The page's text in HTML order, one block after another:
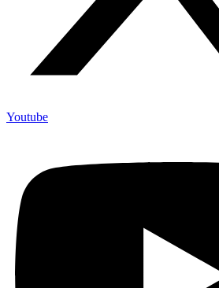
Youtube